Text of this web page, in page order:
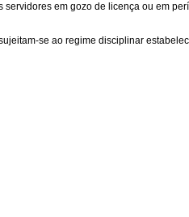
em gozo de licença ou em
se ao regime disciplinar